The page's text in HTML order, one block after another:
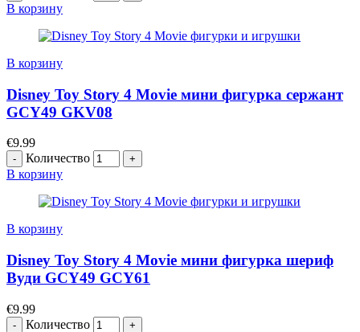
В корзину
В корзину
Disney Toy Story 4 Movie мини фигурка сержант
GCY49 GKV08
€9.99
Количество
В корзину
В корзину
Disney Toy Story 4 Movie мини фигурка шериф
Вуди GCY49 GCY61
€9.99
Количество